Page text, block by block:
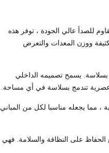
للصدأ عالي الجودة ، توفر هذه
ووزن المعدات والتعرض
بسلاسة. يسمح تصميمه الداخلي
تندمج بسلاسة في أي مساحة.
، مما يجعله مناسبا لكل من المباني
الحفاظ على النظافة والسلامة. فهي